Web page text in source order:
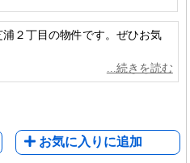
２丁目の物件です。ぜひお気
お気に入りに追加